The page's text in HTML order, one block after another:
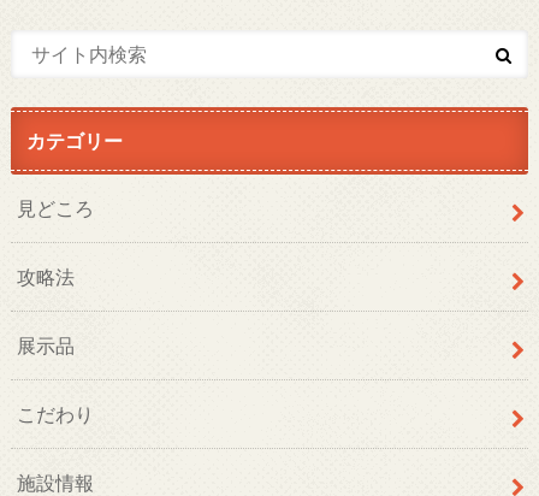
カテゴリー
見どころ
攻略法
展示品
こだわり
施設情報